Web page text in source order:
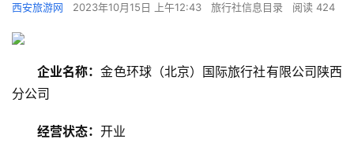
西安旅游网 2023年10月15日 上午12:43 旅行社信息目录 阅读 424
企业名称：金色环球（北京）国际旅行社有限公司陕西
分公司
经营状态： 开业